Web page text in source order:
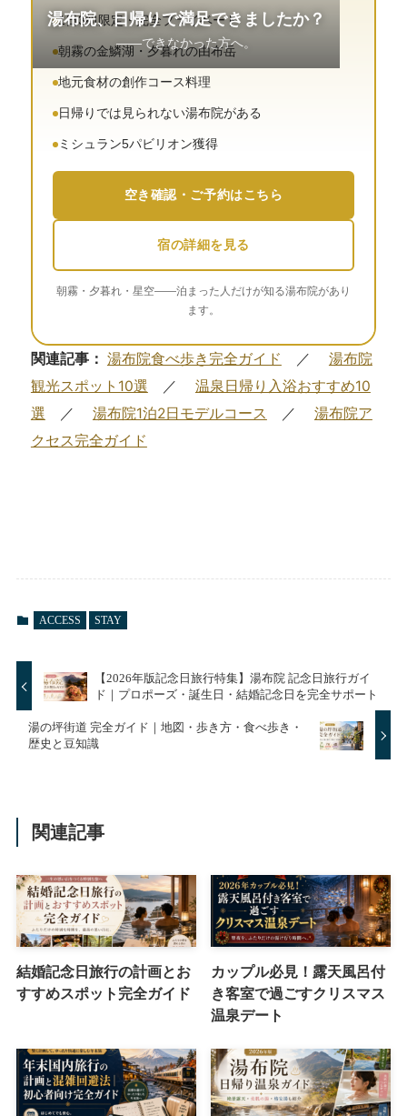
湯布院、日帰りで満足できましたか？
——できなかった方へ。
1日3組限定・完全プライベート
朝霧の金鱗湖・夕暮れの由布岳
地元食材の創作コース料理
日帰りでは見られない湯布院がある
ミシュラン5パビリオン獲得
空き確認・ご予約はこちら
宿の詳細を見る
朝霧・夕暮れ・星空——泊まった人だけが知る湯布院があり
ます。
関連記事： 湯布院食べ歩き完全ガイド ／ 湯布院
観光スポット10選 ／ 温泉日帰り入浴おすすめ10
選 ／ 湯布院1泊2日モデルコース ／ 湯布院ア
クセス完全ガイド
ACCESS STAY
【2026年版記念日旅行特集】湯布院 記念日旅行ガイ
ド｜プロポーズ・誕生日・結婚記念日を完全サポート
湯の坪街道 完全ガイド｜地図・歩き方・食べ歩き・
歴史と豆知識
関連記事
結婚記念日旅行の計画とお
すすめスポット完全ガイド
カップル必見！露天風呂付
き客室で過ごすクリスマス
温泉デート